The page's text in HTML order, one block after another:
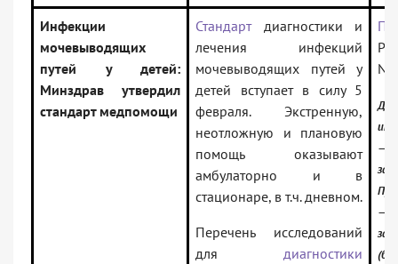
Инфекции
мочевыводящих
путей у детей:
Минздрав утвердил
стандарт медпомощи
Стандартдиагностики и
лечения инфекций
мочевыводящих путей у
детей вступает в силу 5
февраля. Экстренную,
неотложную и плановую
помощь оказывают
амбулаторно и в
стационаре, в т.ч. дневном.
Перечень исследований
для диагностики
N
—
—